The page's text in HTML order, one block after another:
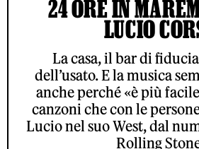
24 ORE IN
LUCIO
La casa, il bar di
dell’usato. E la musica
anche perché «è più
canzoni che con le
Lucio nel suo West, dal
Rolling